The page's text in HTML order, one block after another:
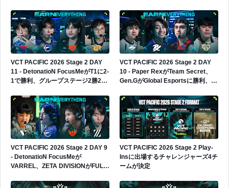
VCT PACIFIC 2026 Stage 2 DAY
11 - DetonatioN FocusMeがT1に2-
1で勝利、グループステージ2勝2敗
VCT PACIFIC 2026 Stage 2 DAY
10 - Paper RexがTeam Secret、
Gen.GがGlobal Esportsに勝利、
VCT PACIFIC 2026 Stage 2 DAY 9
- DetonatioN FocusMeが
VARREL、ZETA DIVISIONがFULL
VCT PACIFIC 2026 Stage 2 Play-
Insに出場するチャレンジャーズ4チ
ームが決定